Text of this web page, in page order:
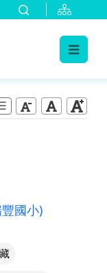
國小)